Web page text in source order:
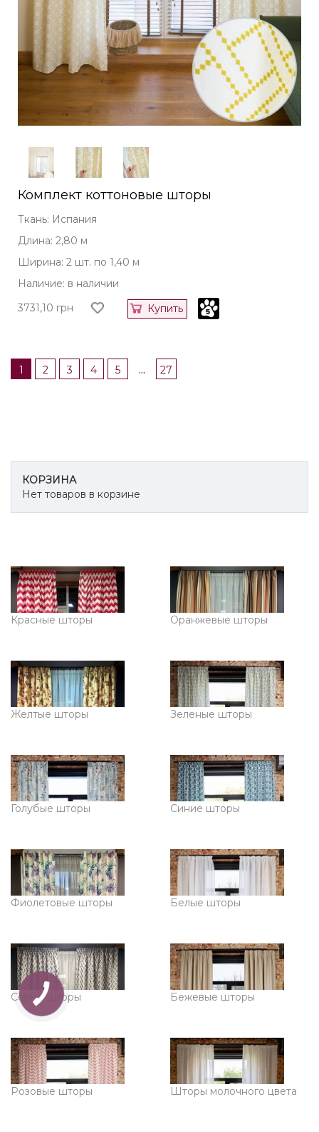
Комплект коттоновые шторы
Ткань: Испания
Длина: 2,80 м
Ширина: 2 шт. по 1,40 м
Наличие: в наличии
3731,10 грн Купить
1 2 3 4 5 ... 27
КОРЗИНА
Нет товаров в корзине
Красные шторы Оранжевые шторы
Желтые шторы Зеленые шторы
Голубые шторы Синие шторы
Фиолетовые шторы Белые шторы
Серые шторы Бежевые шторы
Розовые шторы Шторы молочного цвета